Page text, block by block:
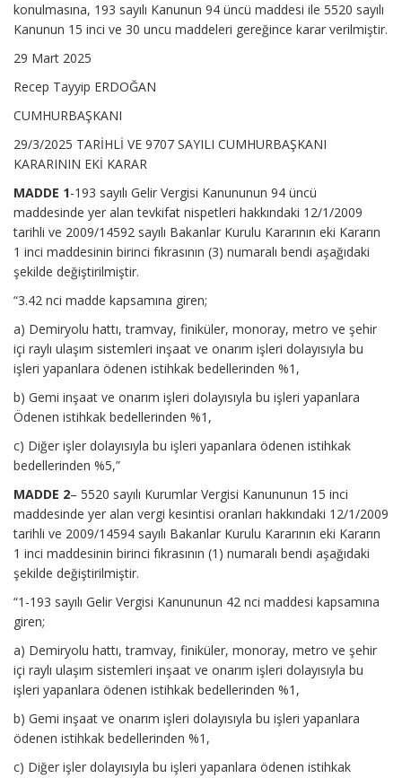
konulmasına, 193 sayılı Kanunun 94 üncü maddesi ile 5520 sayılı
Kanunun 15 inci ve 30 uncu maddeleri gereğince karar verilmiştir.
29 Mart 2025
Recep Tayyip ERDOĞAN
CUMHURBAŞKANI
29/3/2025 TARİHLİ VE 9707 SAYILI CUMHURBAŞKANI
KARARININ EKİ KARAR
MADDE 1-193 sayılı Gelir Vergisi Kanununun 94 üncü
maddesinde yer alan tevkifat nispetleri hakkındaki 12/1/2009
tarihli ve 2009/14592 sayılı Bakanlar Kurulu Kararının eki Kararın
1 inci maddesinin birinci fıkrasının (3) numaralı bendi aşağıdaki
şekilde değiştirilmiştir.
“3.42 nci madde kapsamına giren;
a) Demiryolu hattı, tramvay, finiküler, monoray, metro ve şehir
içi raylı ulaşım sistemleri inşaat ve onarım işleri dolayısıyla bu
işleri yapanlara ödenen istihkak bedellerinden %1,
b) Gemi inşaat ve onarım işleri dolayısıyla bu işleri yapanlara
Ödenen istihkak bedellerinden %1,
c) Diğer işler dolayısıyla bu işleri yapanlara ödenen istihkak
bedellerinden %5,”
MADDE 2– 5520 sayılı Kurumlar Vergisi Kanununun 15 inci
maddesinde yer alan vergi kesintisi oranları hakkındaki 12/1/2009
tarihli ve 2009/14594 sayılı Bakanlar Kurulu Kararının eki Kararın
1 inci maddesinin birinci fıkrasının (1) numaralı bendi aşağıdaki
şekilde değiştirilmiştir.
“1-193 sayılı Gelir Vergisi Kanununun 42 nci maddesi kapsamına
giren;
a) Demiryolu hattı, tramvay, finiküler, monoray, metro ve şehir
içi raylı ulaşım sistemleri inşaat ve onarım işleri dolayısıyla bu
işleri yapanlara ödenen istihkak bedellerinden %1,
b) Gemi inşaat ve onarım işleri dolayısıyla bu işleri yapanlara
ödenen istihkak bedellerinden %1,
c) Diğer işler dolayısıyla bu işleri yapanlara ödenen istihkak